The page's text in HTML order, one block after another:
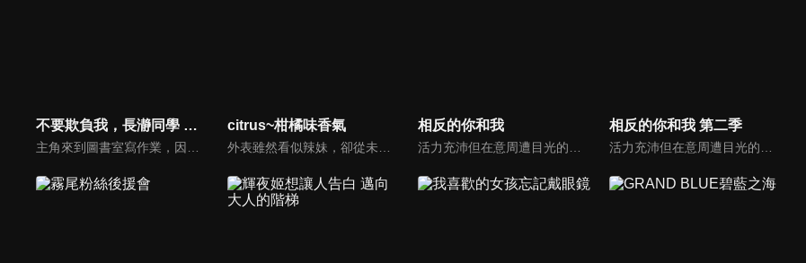
不要欺負我，長瀞同學 第二季 citrus~柑橘味香氣 相反的你和我 相反的你和我 第二季